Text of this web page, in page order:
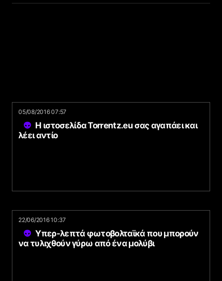
05/08/2016 07:57
Η ιστοσελίδα Torrentz.eu σας αγαπάει και
λέει αντίο
22/06/2016 10:37
Υπερ-λεπτά φωτοβολταϊκά που μπορούν
να τυλιχθούν γύρω από ένα μολύβι